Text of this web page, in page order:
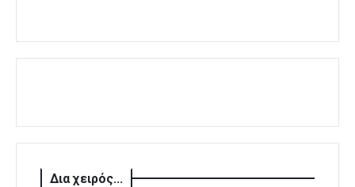
Δια χειρός...